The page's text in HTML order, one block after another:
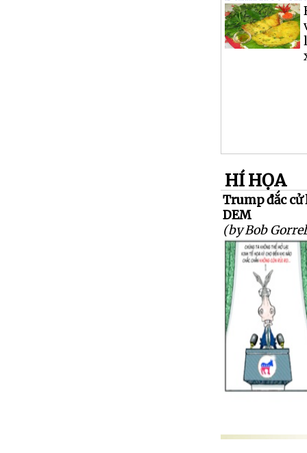
HÍ HỌA
Trump đắc
DEM
(by Bob